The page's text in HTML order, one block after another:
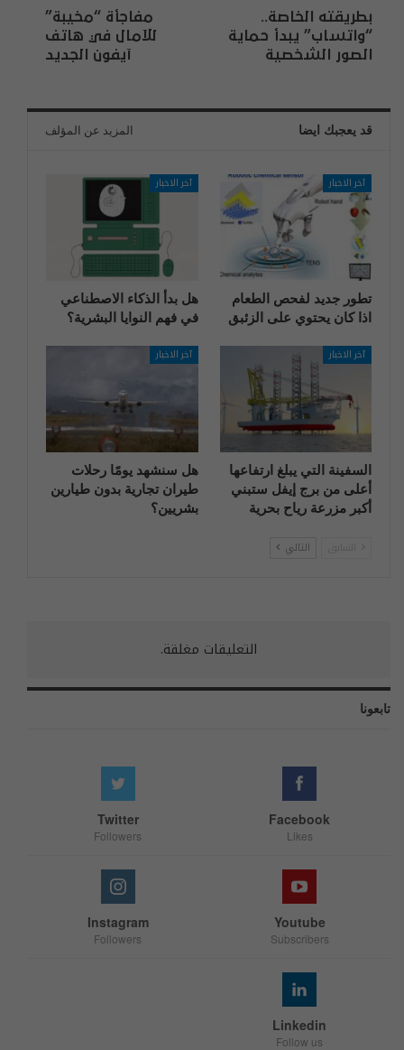
بطريقته الخاصة..
“واتساب” يبدأ حماية
الصور الشخصية
مفاجأة “مخيبة”
للآمال في هاتف
آيفون الجديد
قد يعجبك ايضا المزيد عن المؤلف
آخر الاخبار
تطور جديد لفحص الطعام
اذا كان يحتوي على الزئبق
آخر الاخبار
هل بدأ الذكاء الاصطناعي
في فهم النوايا البشرية؟
آخر الاخبار
السفينة التي يبلغ ارتفاعها
أعلى من برج إيفل ستبني
أكبر مزرعة رياح بحرية
آخر الاخبار
هل سنشهد يومًا رحلات
طيران تجارية بدون طيارين
بشريين؟
التالي
التعليقات مغلقة.
تابعونا
Facebook
Likes
Twitter
Followers
Youtube
Subscribers
Instagram
Followers
Linkedin
Follow us